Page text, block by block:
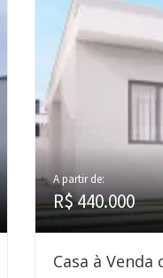
A partir de:
R$ 440.000
Casa à